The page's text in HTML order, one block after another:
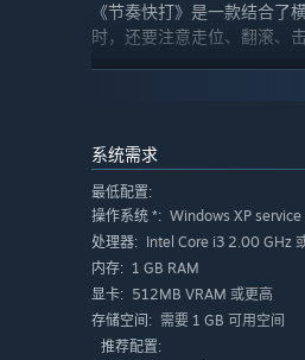
《节奏快打》是一款结合了
时，还要注意走位、翻滚、
开启《节奏快打》，开启你
系统需求
最低配置:
操作系统 *: Windows XP service
处理器: Intel Core i3 2.00 GHz
内存: 1 GB RAM
显卡: 512MB VRAM 或更高
存储空间: 需要 1 GB 可用空间
推荐配置: